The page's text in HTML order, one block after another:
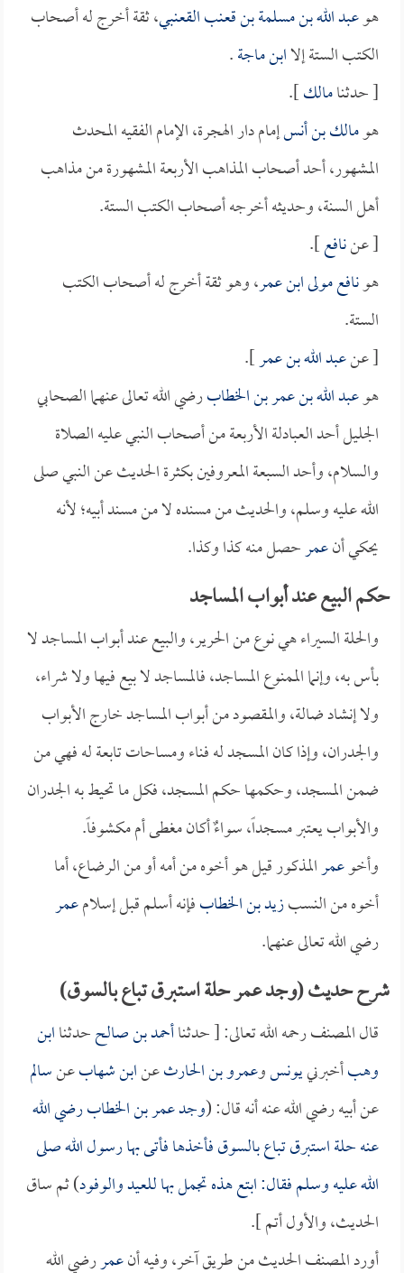
هوعبد الله بن مسلمة بن قعنب القعنبي، ثقة أخرج له أصحاب
الكتب الستة إلاابن ماجة.
[ حدثنامالك].
هومالك بن أنسإمام دار الهجرة، الإمام الفقيه المحدث
المشهور، أحد أصحاب المذاهب الأربعة المشهورة من مذاهب
أهل السنة، وحديثه أخرجه أصحاب الكتب الستة.
[ عننافع].
هونافع مولى ابن عمر، وهو ثقة أخرج له أصحاب الكتب
الستة.
[ عنعبد الله بن عمر].
هوعبد الله بن عمر بن الخطابرضي الله تعالى عنهما الصحابي
الجليل أحد العبادلة الأربعة من أصحاب النبي عليه الصلاة
والسلام، وأحد السبعة المعروفين بكثرة الحديث عن النبي صلى
الله عليه وسلم، والحديث من مسنده لا من مسند أبيه؛ لأنه
يحكي أنعمرحصل منه كذا وكذا.
حكم البيع عند أبواب المساجد
والحلة السيراء هي نوع من الحرير، والبيع عند أبواب المساجد لا
بأس به، وإنما الممنوع المساجد، فالمساجد لا بيع فيها ولا شراء،
ولا إنشاد ضالة، والمقصود من أبواب المساجد خارج الأبواب
والجدران، وإذا كان المسجد له فناء ومساحات تابعة له فهي من
ضمن المسجد، وحكمها حكم المسجد، فكل ما تحيط به الجدران
والأبواب يعتبر مسجداً، سواءٌ أكان مغطى أم مكشوفاً.
وأخوعمرالمذكور قيل هو أخوه من أمه أو من الرضاع، أما
أخوه من النسبزيد بن الخطابفإنه أسلم قبل إسلامعمر
رضي الله تعالى عنهما.
شرح حديث (وجد عمر حلة استبرق تباع بالسوق)
قال المصنف رحمه الله تعالى: [ حدثناأحمد بن صالححدثناابن
وهبأخبرنييونسوعمرو بن الحارثعنابن شهابعنسالم
عن أبيه رضي الله عنه أنه قال: (وجدعمر بن الخطابرضي الله
عنه حلة استبرق تباع بالسوق فأخذها فأتى بها رسول الله صلى
الله عليه وسلم فقال: ابتع هذه تجمل بها للعيد والوفود) ثم ساق
الحديث، والأول أتم ].
أورد المصنف الحديث من طريق آخر، وفيه أنعمررضي الله